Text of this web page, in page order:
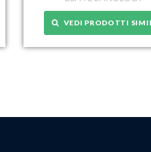
VEDI PRODOTTI